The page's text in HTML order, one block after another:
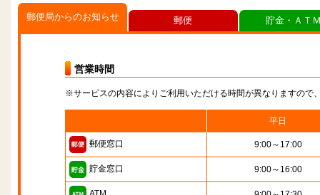
郵便局からのお知らせ
営業時間
※サービスの内容によりご利用いただける時間が異なりますので
平日
郵便窓口 9:00～17:00
貯金窓口 9:00～16:00
郵便 貯金・ＡＴ